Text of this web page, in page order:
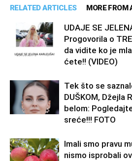
RELATED ARTICLES MORE FROM
UDAJE SE
Progovorila o
da vidite ko je
ćete!! (VIDEO)
Tek što se
DUŠKOM, Džejla
belom:
sreće!!! FOTO
Imali smo pravu
nismo isprobali